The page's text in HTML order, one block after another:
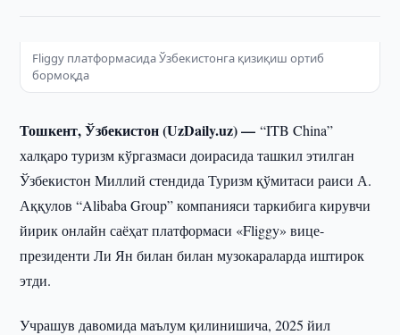
Fliggy платформасида Ўзбекистонга қизиқиш ортиб
бормоқда
Тошкент, Ўзбекистон (UzDaily.uz) —“ITB China”
халқаро туризм кўргазмаси доирасида ташкил этилган
Ўзбекистон Миллий стендида Туризм қўмитаси раиси А.
Аққулов “Alibaba Group” компанияси таркибига кирувчи
йирик онлайн саёҳат платформаси «Fliggy» вице-
президенти Ли Ян билан билан музокараларда иштирок
этди.
Учрашув давомида маълум қилинишича, 2025 йил